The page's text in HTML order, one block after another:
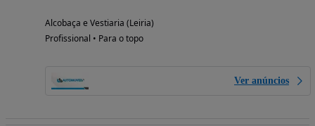
Alcobaça e Vestiaria (Leiria)
Profissional • Para o topo
Ver anúncios